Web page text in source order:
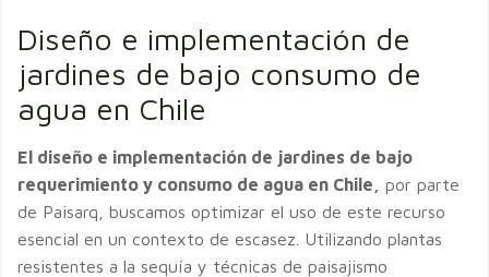
Diseño e implementación de
jardines de bajo consumo de
agua en Chile
El diseño e implementación de jardines de bajo
requerimiento y consumo de agua en Chile,
por parte
de Paisarq, buscamos optimizar el uso de este recurso
esencial en un contexto de escasez. Utilizando plantas
resistentes a la sequía y técnicas de paisajismo